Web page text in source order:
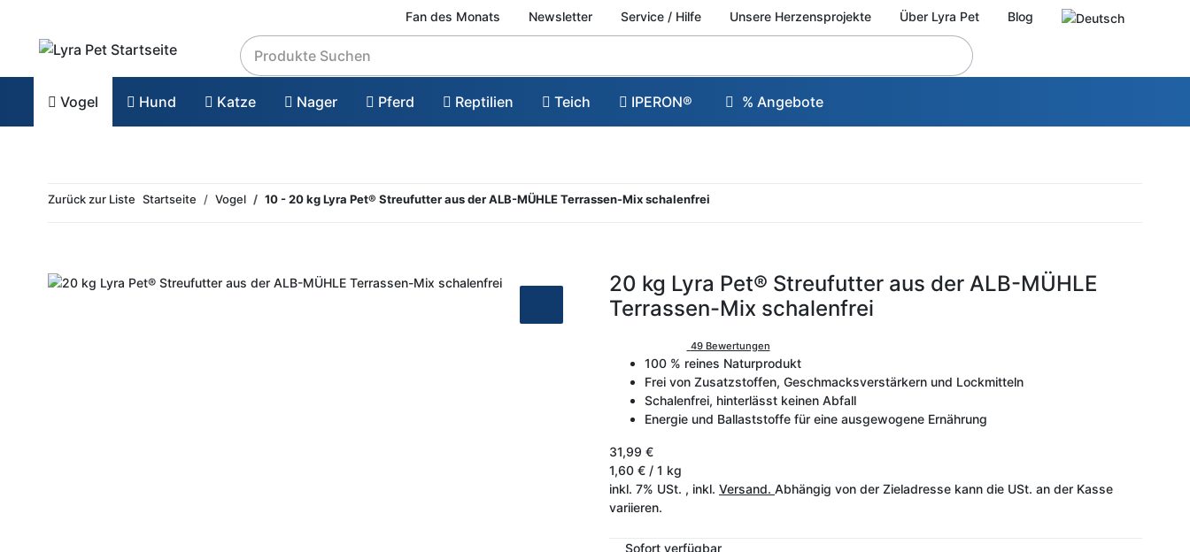
Fan des Monats Newsletter Service / Hilfe Unsere Herzensprojekte Über Lyra Pet Blog
Vogel Hund Katze Nager Pferd Reptilien Teich IPERON® % Angebote
Zurück zur Liste Startseite Vogel 10 - 20 kg Lyra Pet® Streufutter aus der ALB-MÜHLE Terrassen-Mix schalenfrei
20 kg Lyra Pet® Streufutter aus der ALB-MÜHLE
Terrassen-Mix schalenfrei
49 Bewertungen
100 % reines Naturprodukt
Frei von Zusatzstoffen, Geschmacksverstärkern und Lockmitteln
Schalenfrei, hinterlässt keinen Abfall
Energie und Ballaststoffe für eine ausgewogene Ernährung
31,99 €
1,60 € / 1 kg
inkl. 7% USt. , inkl. Versand. Abhängig von der Zieladresse kann die USt. an der Kasse
variieren.
Sofort verfügbar